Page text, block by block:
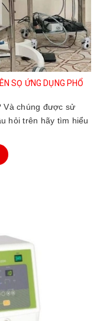
SỌ ỨNG DỤNG PHỔ
Và chúng được sử
hỏi trên hãy tìm hiểu